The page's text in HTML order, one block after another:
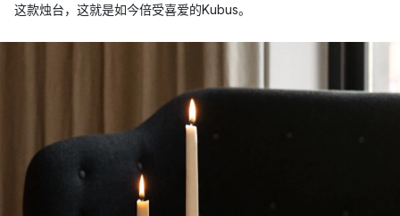
这款烛台，这就是如今倍受喜爱的Kubus。